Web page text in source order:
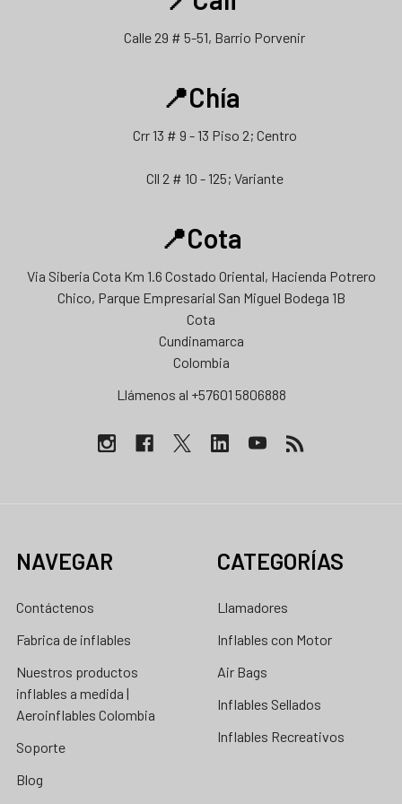
Calle 29 # 5-51, Barrio Porvenir
📍Chía
Crr 13 # 9 - 13 Piso 2; Centro
Cll 2 # 10 - 125; Variante
📍Cota
Via Siberia Cota Km 1.6 Costado Oriental, Hacienda Potrero
Chico, Parque Empresarial San Miguel Bodega 1B
Cota
Cundinamarca
Colombia
Llámenos al +57601 5806888
NAVEGAR
Contáctenos
Fabrica de inflables
Nuestros productos
inflables a medida |
Aeroinflables Colombia
Soporte
Blog
CATEGORÍAS
Llamadores
Inflables con Motor
Air Bags
Inflables Sellados
Inflables Recreativos